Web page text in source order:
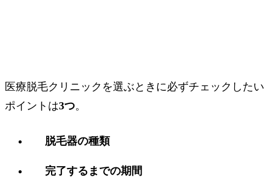
医療脱毛クリニックを選ぶときに必ずチェックしたい
ポイントは3つ。
脱毛器の種類
完了するまでの期間